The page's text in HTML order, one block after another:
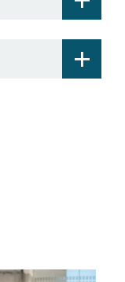
+